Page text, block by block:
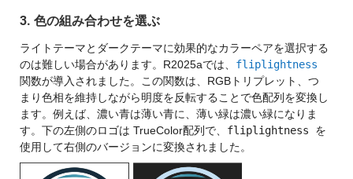
3. 色の組み合わせを選ぶ
ライトテーマとダークテーマに効果的なカラーペアを選択する
のは難しい場合があります。R2025aでは、 fliplightness
関数が導入されました。この関数は、RGBトリプレット、つ
まり色相を維持しながら明度を反転することで色配列を変換し
ます。例えば、濃い青は薄い青に、薄い緑は濃い緑になりま
す。下の左側のロゴは TrueColor配列で、 fliplightness を
使用して右側のバージョンに変換されました。